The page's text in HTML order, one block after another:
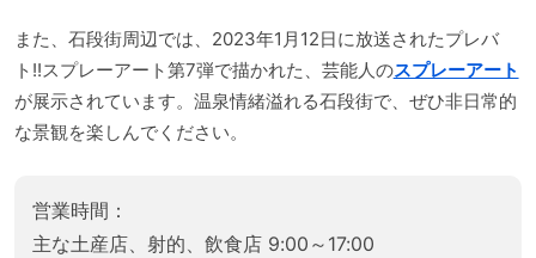
また、石段街周辺では、2023年1月12日に放送されたプレバ
ト!!スプレーアート第7弾で描かれた、芸能人のスプレーアート
が展示されています。温泉情緒溢れる石段街で、ぜひ非日常的
な景観を楽しんでください。
営業時間：
主な土産店、射的、飲食店 9:00～17:00